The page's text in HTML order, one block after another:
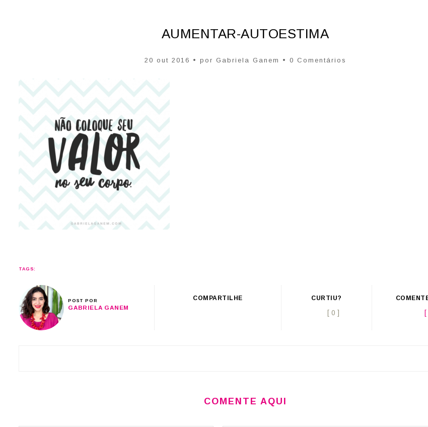
AUMENTAR-AUTOESTIMA
20 out 2016 • por Gabriela Ganem • 0 Comentários
TAGS:
POST POR
GABRIELA GANEM
COMPARTILHE CURTIU?
[ 0 ]
COMENTE AQUI